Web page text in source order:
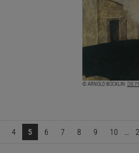
© ARNOLD BÖCKLIN: DIE
4 5 6 7 8 9 10 …